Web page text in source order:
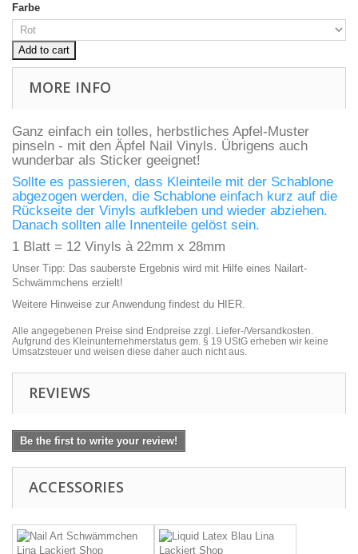
Farbe
Add to cart
MORE INFO
Ganz einfach ein tolles, herbstliches Apfel-Muster
pinseln - mit den Äpfel Nail Vinyls. Übrigens auch
wunderbar als Sticker geeignet!
Sollte es passieren, dass Kleinteile mit der Schablone
abgezogen werden, die Schablone einfach kurz auf die
Rückseite der Vinyls aufkleben und wieder abziehen.
Danach sollten alle Innenteile gelöst sein.
1 Blatt = 12 Vinyls à 22mm x 28mm
Unser Tipp: Das sauberste Ergebnis wird mit Hilfe eines Nailart-
Schwämmchens erzielt!
Weitere Hinweise zur Anwendung findest du HIER
Alle angegebenen Preise sind Endpreise zzgl. Liefer-/Versandkosten.
Aufgrund des Kleinunternehmerstatus gem. § 19 UStG erheben wir keine
Umsatzsteuer und weisen diese daher auch nicht aus.
REVIEWS
Be the first to write your review!
ACCESSORIES